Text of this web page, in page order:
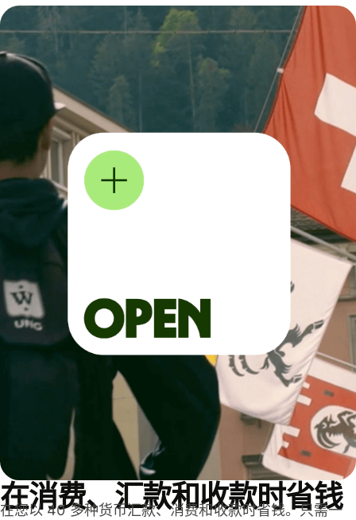
在消费、汇款和收款时省钱
在您以 40 多种货币汇款、消费和收款时省钱。只需一